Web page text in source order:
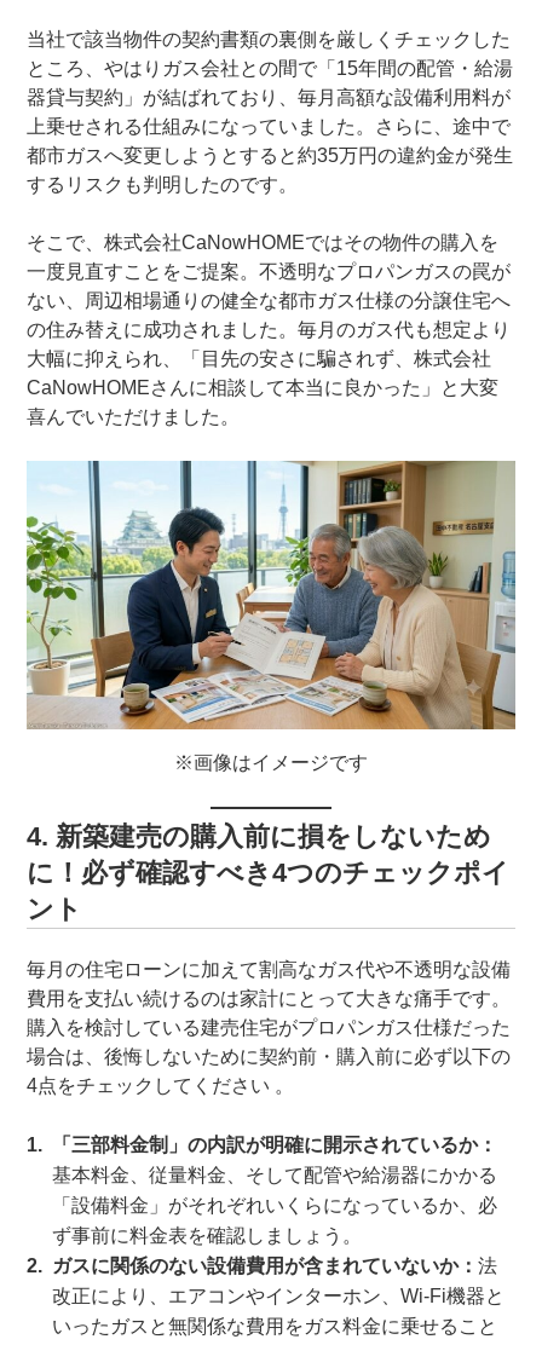
当社で該当物件の契約書類の裏側を厳しくチェックした
ところ、やはりガス会社との間で「15年間の配管・給湯
器貸与契約」が結ばれており、毎月高額な設備利用料が
上乗せされる仕組みになっていました。さらに、途中で
都市ガスへ変更しようとすると約35万円の違約金が発生
するリスクも判明したのです。
そこで、株式会社CaNowHOMEではその物件の購入を
一度見直すことをご提案。不透明なプロパンガスの罠が
ない、周辺相場通りの健全な都市ガス仕様の分譲住宅へ
の住み替えに成功されました。毎月のガス代も想定より
大幅に抑えられ、「目先の安さに騙されず、株式会社
CaNowHOMEさんに相談して本当に良かった」と大変
喜んでいただけました。
※画像はイメージです
4. 新築建売の購入前に損をしないため
に！必ず確認すべき4つのチェックポイ
ント
毎月の住宅ローンに加えて割高なガス代や不透明な設備
費用を支払い続けるのは家計にとって大きな痛手です。
購入を検討している建売住宅がプロパンガス仕様だった
場合は、後悔しないために契約前・購入前に必ず以下の
4点をチェックしてください 。
「三部料金制」の内訳が明確に開示されているか：
基本料金、従量料金、そして配管や給湯器にかかる
「設備料金」がそれぞれいくらになっているか、必
ず事前に料金表を確認しましょう。
ガスに関係のない設備費用が含まれていないか：法
改正により、エアコンやインターホン、Wi-Fi機器と
いったガスと無関係な費用をガス料金に乗せること